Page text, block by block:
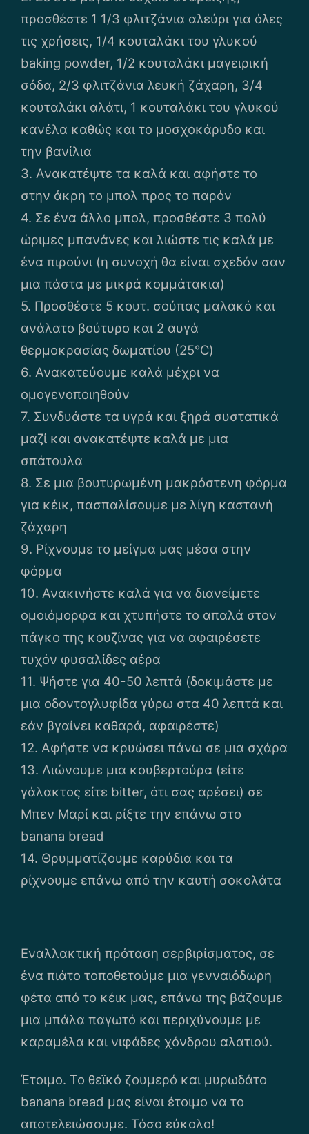
προσθέστε 1 1/3 φλιτζάνια αλεύρι για όλες
τις χρήσεις, 1/4 κουταλάκι του γλυκού
baking powder, 1/2 κουταλάκι μαγειρική
σόδα, 2/3 φλιτζάνια λευκή ζάχαρη, 3/4
κουταλάκι αλάτι, 1 κουταλάκι του γλυκού
κανέλα καθώς και το μοσχοκάρυδο και
την βανίλια
3. Ανακατέψτε τα καλά και αφήστε το
στην άκρη το μπολ προς το παρόν
4. Σε ένα άλλο μπολ, προσθέστε 3 πολύ
ώριμες μπανάνες και λιώστε τις καλά με
ένα πιρούνι (η συνοχή θα είναι σχεδόν σαν
μια πάστα με μικρά κομμάτακια)
5. Προσθέστε 5 κουτ. σούπας μαλακό και
ανάλατο βούτυρο και 2 αυγά
θερμοκρασίας δωματίου (25°C)
6. Ανακατεύουμε καλά μέχρι να
ομογενοποιηθούν
7. Συνδυάστε τα υγρά και ξηρά συστατικά
μαζί και ανακατέψτε καλά με μια
σπάτουλα
8. Σε μια βουτυρωμένη μακρόστενη φόρμα
για κέικ, πασπαλίσουμε με λίγη καστανή
ζάχαρη
9. Ρίχνουμε το μείγμα μας μέσα στην
φόρμα
10. Ανακινήστε καλά για να διανείμετε
ομοιόμορφα και χτυπήστε το απαλά στον
πάγκο της κουζίνας για να αφαιρέσετε
τυχόν φυσαλίδες αέρα
11. Ψήστε για 40-50 λεπτά (δοκιμάστε με
μια οδοντογλυφίδα γύρω στα 40 λεπτά και
εάν βγαίνει καθαρά, αφαιρέστε)
12. Αφήστε να κρυώσει πάνω σε μια σχάρα
13. Λιώνουμε μια κουβερτούρα (είτε
γάλακτος είτε bitter, ότι σας αρέσει) σε
Μπεν Μαρί και ρίξτε την επάνω στο
banana bread
14. Θρυμματίζουμε καρύδια και τα
ρίχνουμε επάνω από την καυτή σοκολάτα
Εναλλακτική πρόταση σερβιρίσματος, σε
ένα πιάτο τοποθετούμε μια γενναιόδωρη
φέτα από το κέικ μας, επάνω της βάζουμε
μια μπάλα παγωτό και περιχύνουμε με
καραμέλα και νιφάδες χόνδρου αλατιού.
Έτοιμο. Το θεϊκό ζουμερό και μυρωδάτο
banana bread μας είναι έτοιμο να το
αποτελειώσουμε. Τόσο εύκολο!